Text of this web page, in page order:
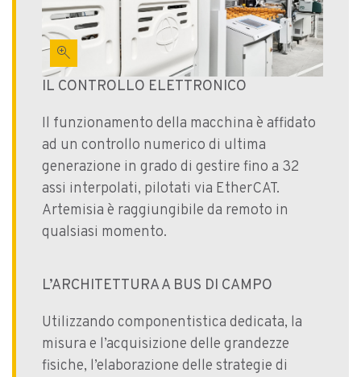
zoom_in
IL CONTROLLO ELETTRONICO
Il funzionamento della macchina è affidato
ad un controllo numerico di ultima
generazione in grado di gestire fino a 32
assi interpolati, pilotati via EtherCAT.
Artemisia è raggiungibile da remoto in
qualsiasi momento.
L’ARCHITETTURA A BUS DI CAMPO
Utilizzando componentistica dedicata, la
misura e l’acquisizione delle grandezze
fisiche, l’elaborazione delle strategie di